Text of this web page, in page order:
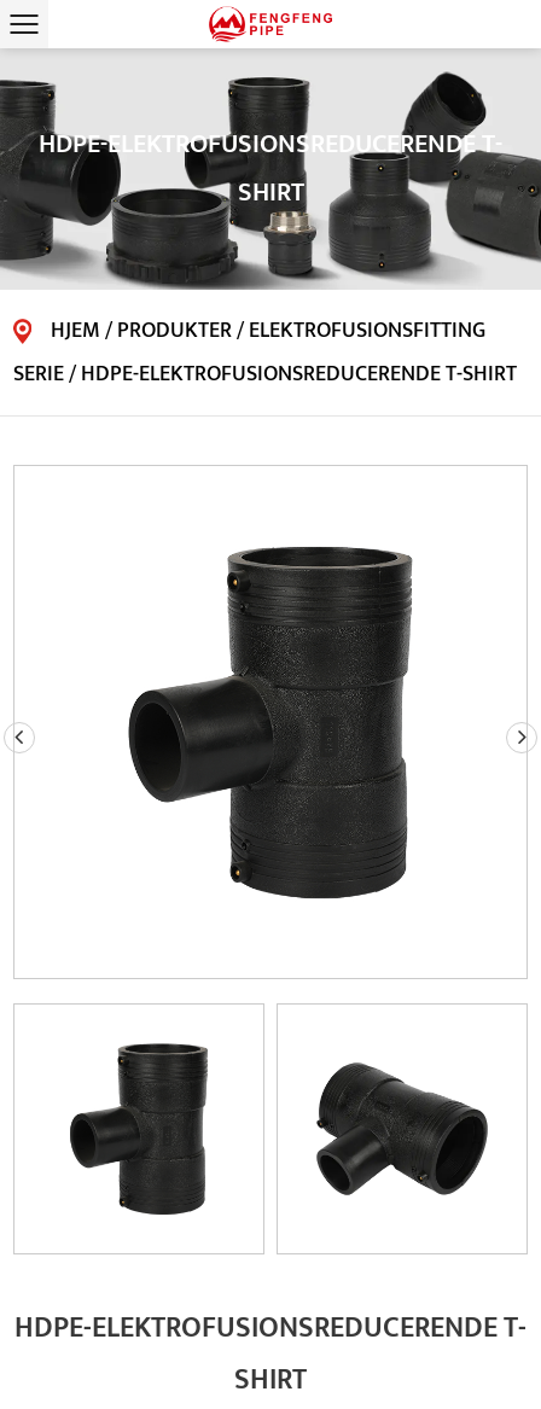
HDPE-ELEKTROFUSIONSREDUCERENDE T-
SHIRT
HJEM/PRODUKTER/ELEKTROFUSIONSFITTING
SERIE/HDPE-ELEKTROFUSIONSREDUCERENDE T-SHIRT
HDPE-ELEKTROFUSIONSREDUCERENDE T-
SHIRT